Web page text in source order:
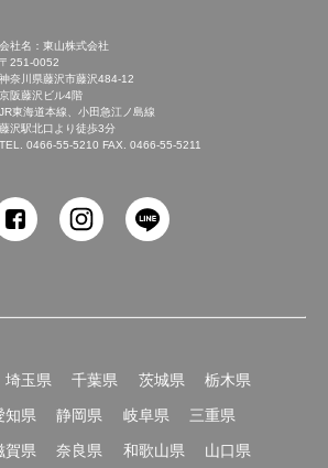
5210
会社名：東山株式会社
〒251-0052
神奈川県藤沢市藤沢484-12
京阪藤沢ビル4階
JR東海道本線、小田急江ノ島線
藤沢駅北口より徒歩3分
TEL. 0466-55-5210 FAX. 0466-55-5211
埼玉県 千葉県 茨城県
栃木県
知県 静岡県 岐阜県
三重県
賀県 奈良県 和歌山県
山口県